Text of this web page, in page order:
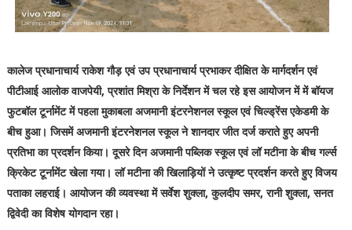
कालेज प्रधानाचार्य राकेश गौड़ एवं उप प्रधानाचार्य प्रभाकर दीक्षित के मार्गदर्शन एवं
पीटीआई आलोक वाजपेयी, प्रशांत मिश्रा के निर्देशन में चल रहे इस आयोजन में में बॉयज
फुटबॉल टूर्नामेंट में पहला मुकाबला अजमानी इंटरनेशनल स्कूल एवं चिल्ड्रेंस एकेडमी के
बीच हुआ। जिसमें अजमानी इंटरनेशनल स्कूल ने शानदार जीत दर्ज कराते हुए अपनी
प्रतिभा का प्रदर्शन किया। दूसरे दिन अजमानी पब्लिक स्कूल एवं लॉ मटीना के बीच गर्ल्स
क्रिकेट टूर्नामेंट खेला गया। लॉ मटीना की खिलाड़ियों ने उत्कृष्ट प्रदर्शन करते हुए विजय
पताका लहराई। आयोजन की व्यवस्था में सर्वेश शुक्ला, कुलदीप समर, रानी शुक्ला, सनत
द्विवेदी का विशेष योगदान रहा।